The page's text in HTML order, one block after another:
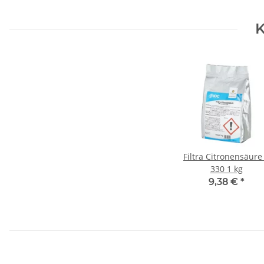
Filtra Citronensäure
330 1 kg
9,38 € *